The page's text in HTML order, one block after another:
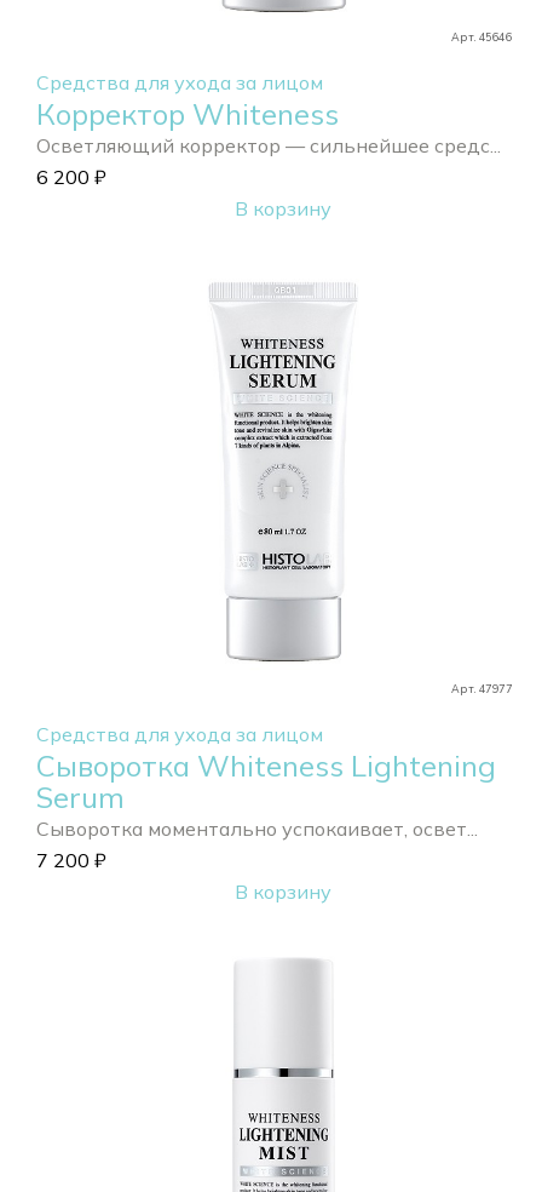
Арт. 45646
Средства для ухода за лицом
Корректор Whiteness
Осветляющий корректор — сильнейшее средс...
6 200 ₽
В корзину
Арт. 47977
Средства для ухода за лицом
Сыворотка Whiteness Lightening
Serum
Сыворотка моментально успокаивает, освет...
7 200 ₽
В корзину